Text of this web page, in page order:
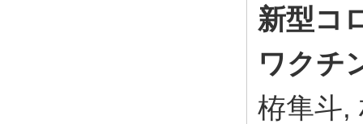
新型コ
ワクチ
栫隼斗,